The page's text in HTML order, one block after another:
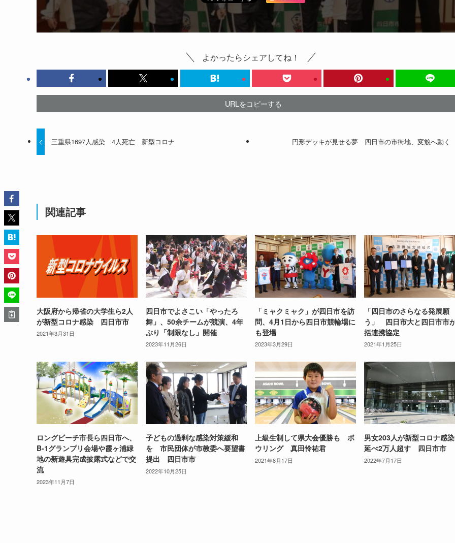
よかったらシェアしてね！
URLをコピーする
三重県1697人感染 4人死亡 新型コロナ 円形デッキが見せる夢 四日市の市街地、変貌へ動く
関連記事
大阪府から帰省の大学生ら2人
が新型コロナ感染 四日市市
2021年3月31日
四日市でよさこい「やったろ
舞」、50余チームが競演、4年
ぶり「制限なし」開催
2023年11月26日
「ミャクミャク」が四日市を訪
問、4月1日から四日市競輪場に
も登場
2023年3月29日
「四日市のさらなる発展願
う」 四日市大と四日市市
括連携協定
2021年1月25日
ロングビーチ市長ら四日市へ、
B-1グランプリ会場や霞ヶ浦緑
地の新遊具完成披露式などで交
流
2023年11月7日
子どもの過剰な感染対策緩和
を 市民団体が市教委へ要望書
提出 四日市市
2022年10月25日
上級生制して県大会優勝も ボ
ウリング 真田怜祐君
2021年8月17日
男女203人が新型コロナ
延べ2万人超す 四日市市
2022年7月17日